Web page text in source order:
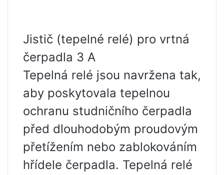
Jistič (tepelné relé) pro vrtná
čerpadla 3 A
Tepelná relé jsou navržena tak,
aby poskytovala tepelnou
ochranu studničního čerpadla
před dlouhodobým proudovým
přetížením nebo zablokováním
hřídele čerpadla. Tepelná relé